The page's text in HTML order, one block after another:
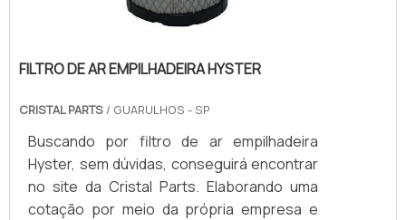
FILTRO DE AR EMPILHADEIRA HYSTER
CRISTAL PARTS / GUARULHOS - SP
Buscando por filtro de ar empilhadeira
Hyster, sem dúvidas, conseguirá encontrar
no site da Cristal Parts. Elaborando uma
cotação por meio da própria empresa e